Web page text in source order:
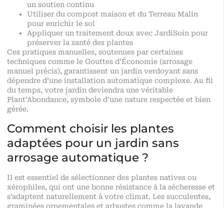
un soutien continu
Utiliser du compost maison et du Terreau Malin
pour enrichir le sol
Appliquer un traitement doux avec JardiSoin pour
préserver la santé des plantes
Ces pratiques manuelles, soutenues par certaines
techniques comme le Gouttes d’Économie (arrosage
manuel précis), garantissent un jardin verdoyant sans
dépendre d’une installation automatique complexe. Au fil
du temps, votre jardin deviendra une véritable
Plant’Abondance, symbole d’une nature respectée et bien
gérée.
Comment choisir les plantes
adaptées pour un jardin sans
arrosage automatique ?
Il est essentiel de sélectionner des plantes natives ou
xérophiles, qui ont une bonne résistance à la sécheresse et
s’adaptent naturellement à votre climat. Les succulentes,
graminées ornementales et arbustes comme la lavande